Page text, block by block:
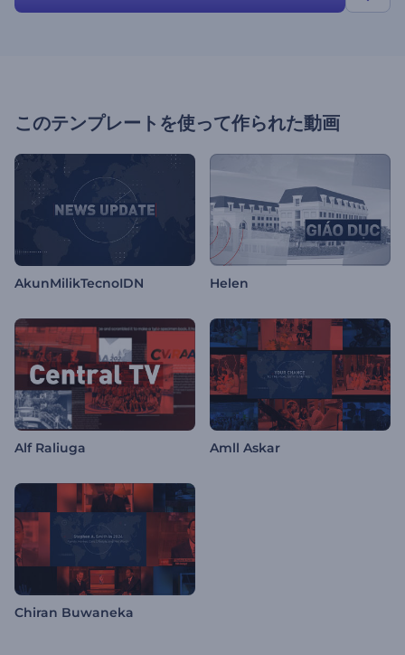
このテンプレートを使って作られた動画
AkunMilikTecnoIDN Helen
Alf Raliuga Amll Askar
Chiran Buwaneka